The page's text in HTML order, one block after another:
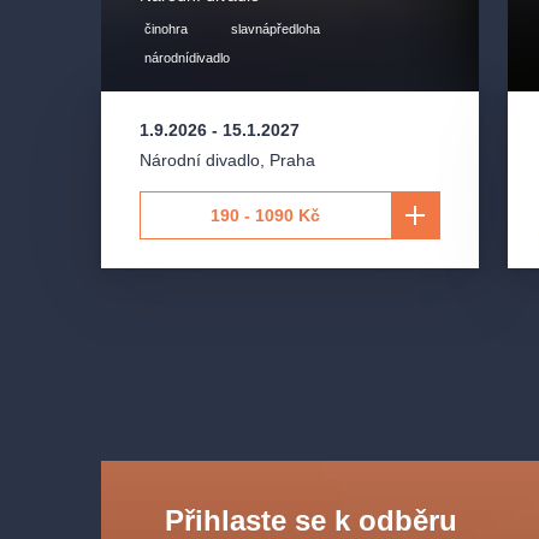
Flora Bervoix
- Kateřina Jalovcová, Sylva
Gaston- Daniel Matoušek, Michal Bragagnolo,
a další.
činohra
slavnápředloha
národnídivadlo
1.9.2026 - 15.1.2027
Národní divadlo Praha
190 - 1090 Kč
Přihlaste se k odběru